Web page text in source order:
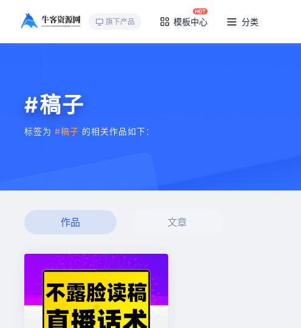
旗下产品 模板中心 分类
#稿子
标签为 #稿子 的相关作品如下：
作品 文章